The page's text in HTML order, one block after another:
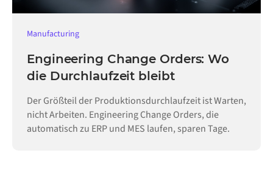
Manufacturing
Engineering Change Orders: Wo
die Durchlaufzeit bleibt
Der Größteil der Produktionsdurchlaufzeit ist Warten,
nicht Arbeiten. Engineering Change Orders, die
automatisch zu ERP und MES laufen, sparen Tage.